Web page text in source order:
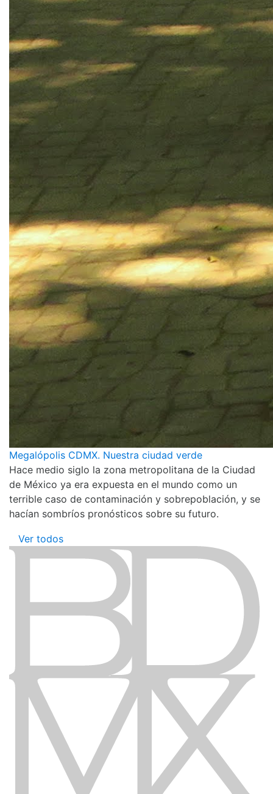
Megalópolis CDMX. Nuestra ciudad verde
Hace medio siglo la zona metropolitana de la Ciudad
de México ya era expuesta en el mundo como un
terrible caso de contaminación y sobrepoblación, y se
hacían sombríos pronósticos sobre su futuro.
Ver todos